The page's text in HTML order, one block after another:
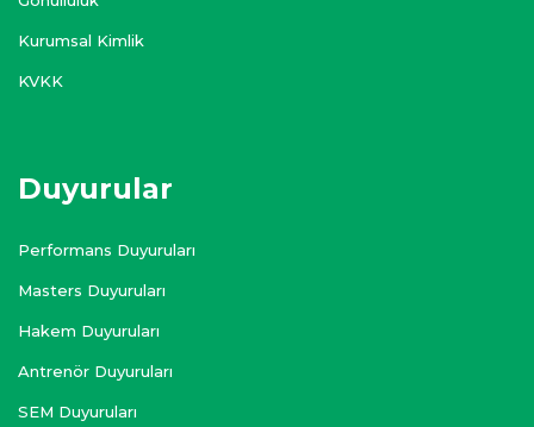
Kurumsal Kimlik
KVKK
Duyurular
Performans Duyuruları
Masters Duyuruları
Hakem Duyuruları
Antrenör Duyuruları
SEM Duyuruları